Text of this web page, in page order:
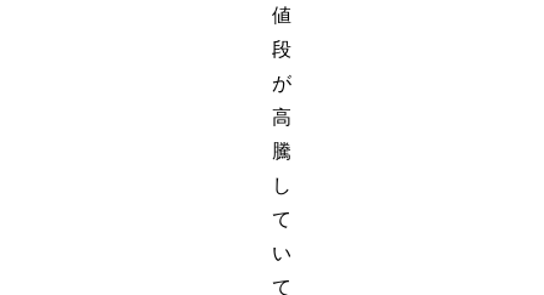
値
段
が
高
騰
し
て
い
て